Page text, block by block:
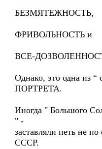
БЕЗМЯТЕЖНОСТЬ,
ФРИВОЛЬНОСТЬ и
ВСЕ-
Однако, это одна из
ПОРТРЕТА.
Иногда " Большого
" -
заставляли петь не
СССР.